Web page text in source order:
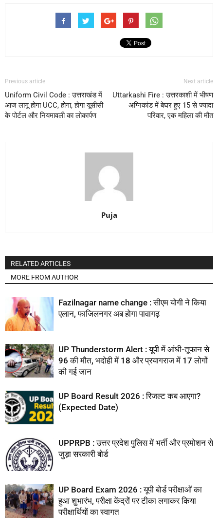
Previous article
Uniform Civil Code : उत्तराखंड में
आज लागू होगा UCC, होगा, होगा यूसीसी
के पोर्टल और नियमावली का लोकार्पण
Next article
Uttarkashi Fire : उत्तरकाशी में भीषण
अग्निकांड में बेघर हुए 15 से ज्यादा
परिवार, एक महिला की मौत
Puja
RELATED ARTICLES
MORE FROM AUTHOR
Fazilnagar name change : सीएम योगी ने किया
एलान, फाजिलनगर अब होगा पावागढ़
UP Thunderstorm Alert : यूपी में आंधी-तूफान से
96 की मौत, भदोही में 18 और प्रयागराज में 17 लोगों
की गई जान
UP Board Result 2026 : रिजल्ट कब आएगा?
(Expected Date)
UPPRPB : उत्तर प्रदेश पुलिस में भर्ती और प्रमोशन से
जुड़ा सरकारी बोर्ड
UP Board Exam 2026 : यूपी बोर्ड परीक्षाओं का
हुआ शुभारंभ, परीक्षा केंद्रों पर टीका लगाकर किया
परीक्षार्थियों का स्वागत